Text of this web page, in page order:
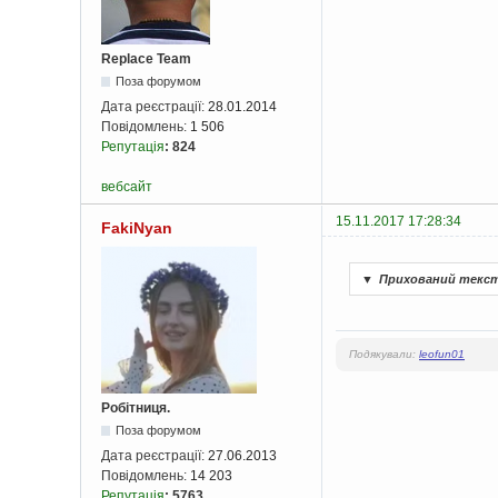
Replace Team
Поза форумом
Дата реєстрації: 28.01.2014
Повідомлень: 1 506
Репутація: 824
вебсайт
FakiNyan 15.11.2017 17:28:34
Робітниця.
Поза форумом
Дата реєстрації: 27.06.2013
Повідомлень: 14 203
▼ Прихований
Подякували: leofun01